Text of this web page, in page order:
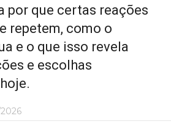
por que certas reações
repetem, como o
e o que isso revela
e escolhas